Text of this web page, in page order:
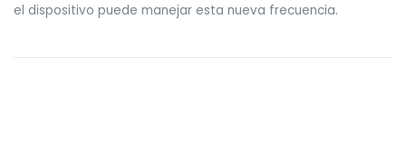
el dispositivo puede manejar esta nueva frecuencia.